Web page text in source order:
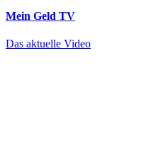
Mein Geld TV
Das aktuelle Video